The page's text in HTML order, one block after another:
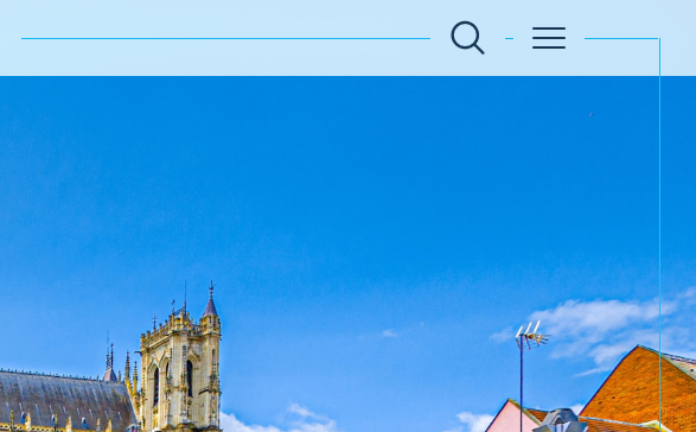
Réinitialiser les filtres